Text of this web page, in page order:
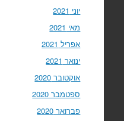
יוני 2021
מאי 2021
אפריל 2021
ינואר 2021
אוקטובר 2020
ספטמבר 2020
פברואר 2020